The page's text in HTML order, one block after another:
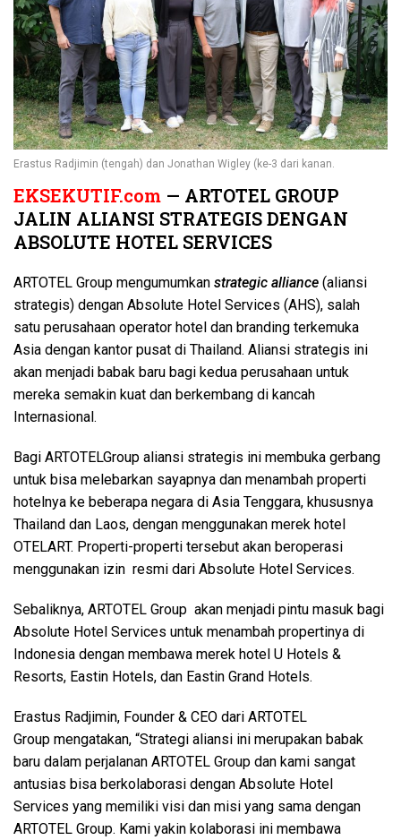
Erastus Radjimin (tengah) dan Jonathan Wigley (ke-3 dari kanan.
EKSEKUTIF.com — ARTOTEL GROUP
JALIN ALIANSI STRATEGIS DENGAN
ABSOLUTE HOTEL SERVICES
ARTOTEL Group mengumumkan strategic alliance (aliansi
strategis) dengan Absolute Hotel Services (AHS), salah
satu perusahaan operator hotel dan branding terkemuka
Asia dengan kantor pusat di Thailand. Aliansi strategis ini
akan menjadi babak baru bagi kedua perusahaan untuk
mereka semakin kuat dan berkembang di kancah
Internasional.
Bagi ARTOTELGroup aliansi strategis ini membuka gerbang
untuk bisa melebarkan sayapnya dan menambah properti
hotelnya ke beberapa negara di Asia Tenggara, khususnya
Thailand dan Laos, dengan menggunakan merek hotel
OTELART. Properti-properti tersebut akan beroperasi
menggunakan izin resmi dari Absolute Hotel Services.
Sebaliknya, ARTOTEL Group akan menjadi pintu masuk bagi
Absolute Hotel Services untuk menambah propertinya di
Indonesia dengan membawa merek hotel U Hotels &
Resorts, Eastin Hotels, dan Eastin Grand Hotels.
Erastus Radjimin, Founder & CEO dari ARTOTEL
Group mengatakan, “Strategi aliansi ini merupakan babak
baru dalam perjalanan ARTOTEL Group dan kami sangat
antusias bisa berkolaborasi dengan Absolute Hotel
Services yang memiliki visi dan misi yang sama dengan
ARTOTEL Group. Kami yakin kolaborasi ini membawa